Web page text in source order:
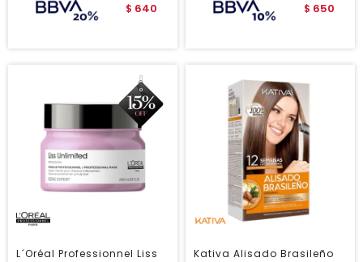
$ 640 $ 650
L´Oréal Professionnel Liss
Kativa Alisado Brasileño